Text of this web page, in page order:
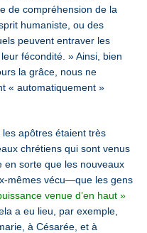
de compréhension de la
humaniste, ou des
peuvent entraver les
fécondité. » Ainsi, bien
la grâce, nous ne
« automatiquement »
apôtres étaient très
chrétiens qui sont venus
en sorte que les nouveaux
mêmes vécu—que les gens
venue d’en haut »
a eu lieu, par exemple,
à Césarée, et à